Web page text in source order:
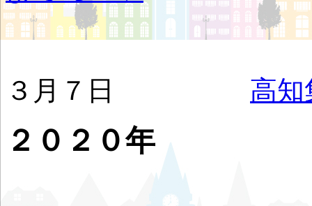
３月７日 高
２０２０年